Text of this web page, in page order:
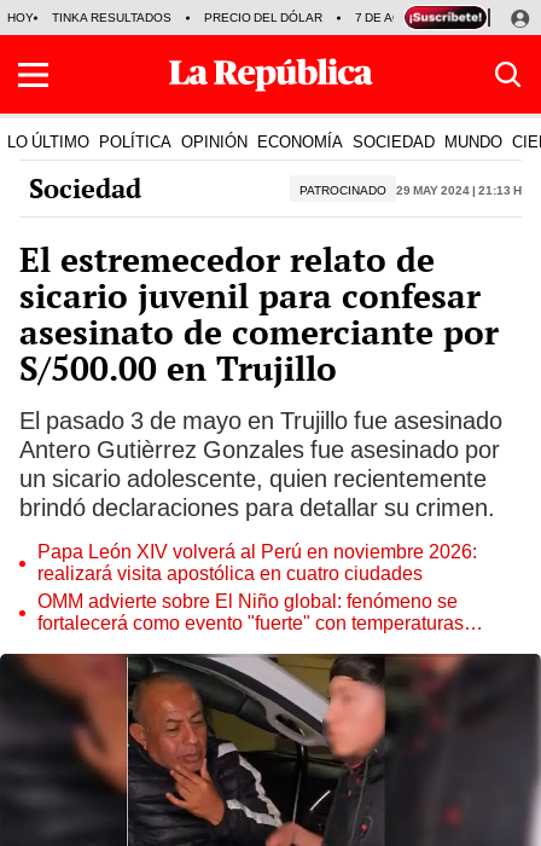
HOY TINKA RESULTADOS PRECIO DEL DÓLAR 7 DE AGOSTO OLLANTA
LO ÚLTIMO POLÍTICA OPINIÓN ECONOMÍA SOCIEDAD MUNDO
Sociedad PATROCINADO 29 May 2024 | 21:13 h
El estremecedor relato de
sicario juvenil para confesar
asesinato de comerciante por
S/500.00 en Trujillo
El pasado 3 de mayo en Trujillo fue asesinado
Antero Gutièrrez Gonzales fue asesinado por
un sicario adolescente, quien recientemente
brindó declaraciones para detallar su crimen.
Papa León XIV volverá al Perú en noviembre 2026:
realizará visita apostólica en cuatro ciudades
OMM advierte sobre El Niño global: fenómeno se
fortalecerá como evento "fuerte" con temperaturas